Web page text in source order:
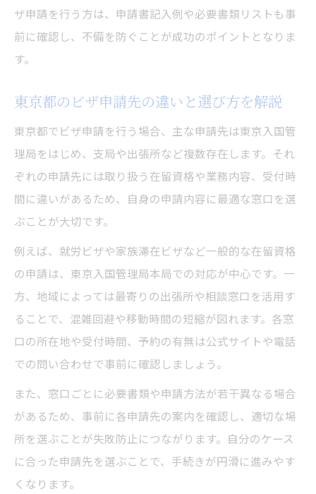
ビザ申請で追加書類が必要なケースとは何
か
ビザ申請先の種類と東京都内での選び方
在留資格別に異なるビザ申請窓口の特徴
東京のビザ申請先選びで重視すべきポイン
ビザ申請先を選ぶ際の受付時間と予約の重
要性
東京都内のビザ申請相談窓口の利用方法
ビザ申請前に確認すべき受付時間のポイン
東京入国管理局の問い合わせ電話と予約方
ビザ申請で役立つ東京都内の相談先一覧
受付時間外のビザ申請時の注意点と対策
ザ申請を行う方は、申請書記入例や必要書類リストも事
前に確認し、不備を防ぐことが成功のポイントとなりま
す。
東京都のビザ申請先の違いと選び方を解説
東京都でビザ申請を行う場合、主な申請先は東京入国管
理局をはじめ、支局や出張所など複数存在します。それ
ぞれの申請先には取り扱う在留資格や業務内容、受付時
間に違いがあるため、自身の申請内容に最適な窓口を選
ぶことが大切です。
例えば、就労ビザや家族滞在ビザなど一般的な在留資格
の申請は、東京入国管理局本局での対応が中心です。一
方、地域によっては最寄りの出張所や相談窓口を活用す
ることで、混雑回避や移動時間の短縮が図れます。各窓
口の所在地や受付時間、予約の有無は公式サイトや電話
での問い合わせで事前に確認しましょう。
また、窓口ごとに必要書類や申請方法が若干異なる場合
があるため、事前に各申請先の案内を確認し、適切な場
所を選ぶことが失敗防止につながります。自分のケース
に合った申請先を選ぶことで、手続きが円滑に進みやす
くなります。